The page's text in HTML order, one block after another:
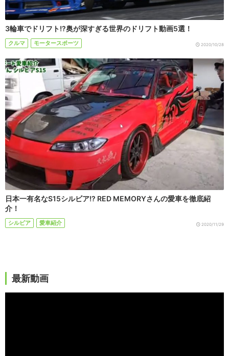
3輪車でドリフト!?奥が深すぎる世界のドリフト動画5選！
クルマ モータースポーツ 2020/10/28
日本一有名なS15シルビア!? RED MEMORYさんの愛車を徹底紹
介！
シルビア 愛車紹介 2020/11/29
最新動画